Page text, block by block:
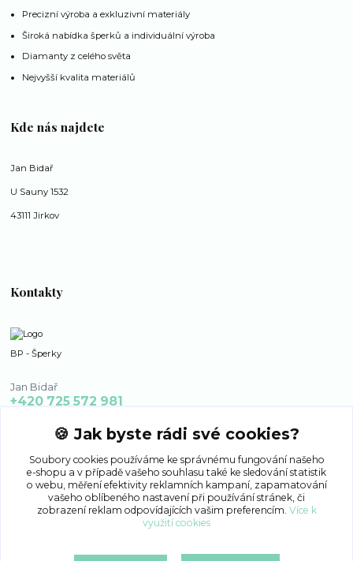
Precizní výroba a exkluzivní materiály
Široká nabídka šperků a individuální výroba
Diamanty z celého světa
Nejvyšší kvalita materiálů
Kde nás najdete
Jan Bidař
U Sauny 1532
43111 Jirkov
Kontakty
BP - Šperky
Jan Bidař
+420 725 572 981
bp-sperky@seznam.cz
🍪 Jak byste rádi své cookies?
Soubory cookies používáme ke správnému fungování našeho
e-shopu a v případě vašeho souhlasu také ke sledování statistik
o webu, měření efektivity reklamních kampaní, zapamatování
vašeho oblíbeného nastavení při používání stránek, či
zobrazení reklam odpovídajících vašim preferencím. Více k
využití cookies